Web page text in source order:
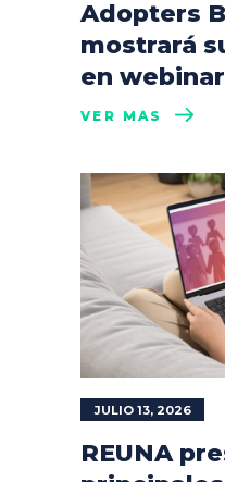
Adopters
mostrará
en
VER MÁS
JULIO 13, 2026
REUNA